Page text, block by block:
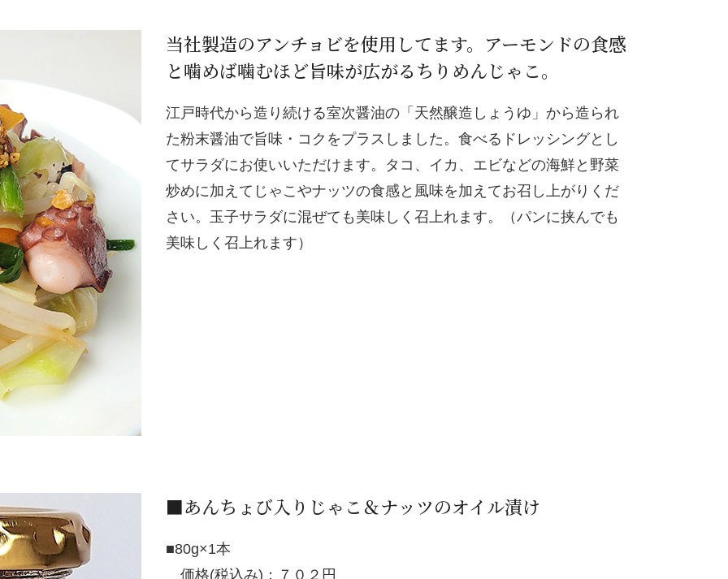
当社製造のアンチョビを使用してます。アーモンドの食感
と噛めば噛むほど旨味が広がるちりめんじゃこ。
江戸時代から造り続ける室次醤油の「天然醸造しょうゆ」から造られ
た粉末醤油で旨味・コクをプラスしました。食べるドレッシングとし
てサラダにお使いいただけます。タコ、イカ、エビなどの海鮮と野菜
炒めに加えてじゃこやナッツの食感と風味を加えてお召し上がりくだ
さい。玉子サラダに混ぜても美味しく召上れます。（パンに挟んでも
美味しく召上れます）
■あんちょび入りじゃこ＆ナッツのオイル漬け
■80g×1本
価格(税込み)：７０２円